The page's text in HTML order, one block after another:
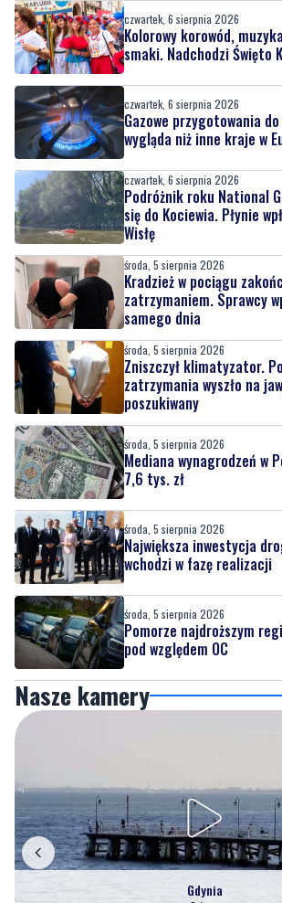
czwartek, 6 sierpnia 2026
Gazowe przygotowania do
czwartek, 6 sierpnia 2026
Podróżnik roku National
się do Kociewia. Płynie
Wisłę
środa, 5 sierpnia 2026
Kradzież w pociągu
zatrzymaniem. Sprawcy
samego dnia
środa, 5 sierpnia 2026
Zniszczył klimatyzator.
zatrzymania wyszło na jaw,
poszukiwany
środa, 5 sierpnia 2026
Mediana wynagrodzeń w
7,6 tys. zł
środa, 5 sierpnia 2026
Największa inwestycja
środa, 5 sierpnia 2026
Pomorze najdroższym
Nasze kamery
Gdynia
Orłowo